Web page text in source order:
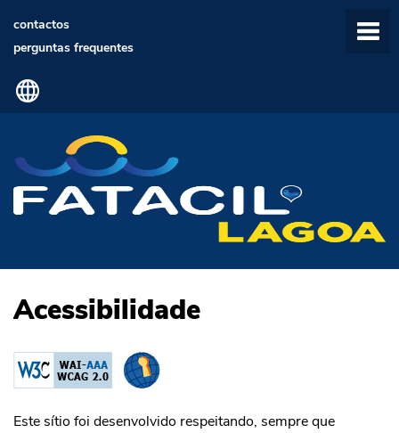
contactos
perguntas frequentes
Acessibilidade
Este sítio foi desenvolvido respeitando, sempre que